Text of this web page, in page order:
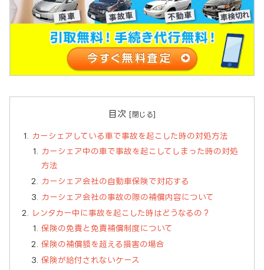
目次
カーシェアしている車で事故を起こした時の対処方法
カーシェア中の車で事故を起こしてしまった時の対処
方法
カーシェア会社の自動車保険で対応する
カーシェア会社の事故の際の補償内容について
レンタカー中に事故を起こした時はどうなるの？
保険の免責と免責補償制度について
保険の補償額を超える損害の場合
保険が給付されないケース